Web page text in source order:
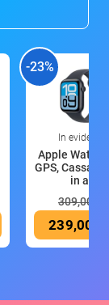
-23%
In evidenza
Apple Watch
GPS, Cassa
in all
309,00 €
239,00 €